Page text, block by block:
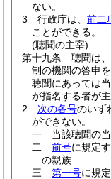
ない。
3
行政庁は、 前二
ことができる。
(聴聞の主宰)
第十九条
聴聞は
制の機関の答申
聴聞にあっては
が指名する者が主
2
次の各号のいず
ができない。
一
当該聴聞の
二
前号に規定
の親族
三
第一号に規